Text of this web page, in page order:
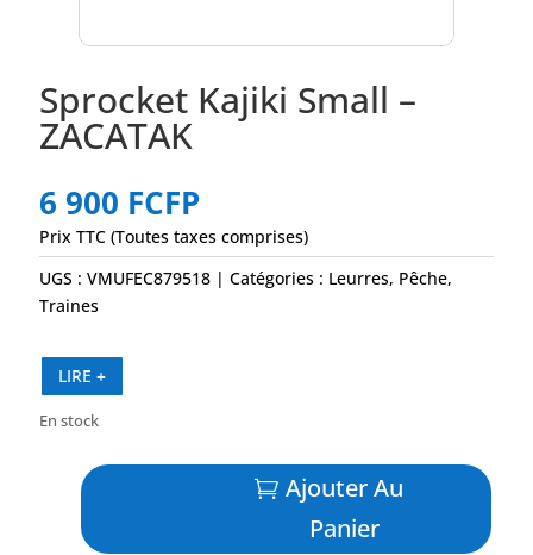
Sprocket Kajiki Small –
ZACATAK
6 900 FCFP
Prix TTC (Toutes taxes comprises)
UGS : VMUFEC879518 Catégories : Leurres, Pêche,
Traines
LIRE +
En stock
quantité
Kajiki
Ajouter Au
Panier